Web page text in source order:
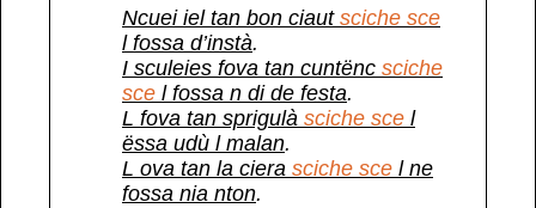
Ncuei iel tan bon ciaut sciche sce
l fossa d’instà.
I sculeies fova tan cuntënc sciche
sce l fossa n di de festa.
L fova tan sprigulà sciche sce l
ëssa udù l malan.
L ova tan la ciera sciche sce l ne
fossa nia nton.